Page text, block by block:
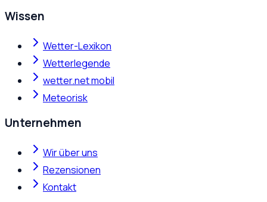
Wissen
Wetter-Lexikon
Wetterlegende
wetter.net mobil
Meteorisk
Unternehmen
Wir über uns
Rezensionen
Kontakt